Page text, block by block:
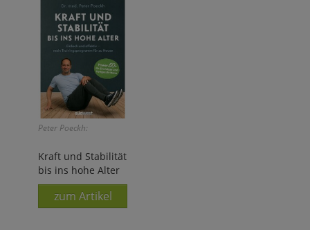
Peter Poeckh:
Kraft und Stabilität
bis ins hohe Alter
zum Artikel